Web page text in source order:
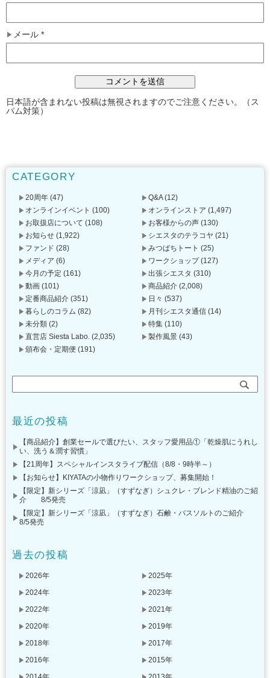
メール *
日本語が含まれない投稿は無視されますのでご注意ください。（ス
パム対策）
CATEGORY
20周年 (47) Q&A(12)
オンラインイベント (100) オンラインストア (1,497)
お取扱店について (108) お客様からの声 (130)
お知らせ (1,922) シエスタのテラコヤ (21)
ファンド (28) みつばちトート (25)
メディア (6) ワークショップ(127)
今月の予定 (161) 出張シエスタ (310)
動画 (101) 商品紹介 (2,008)
定番商品紹介 (351) 日々 (537)
暮らしのコラム (82) 月刊シエスタ通信 (14)
未分類 (2) 特集 (110)
直営店 Siesta Labo. (2,035) 製作風景 (43)
頒布会・定期便 (191)
最近の投稿
【商品紹介】創業セールで選びたい、スタッフ愛用品①「乾燥肌にうれし
い、洗う＆潤す習慣」
【21周年】スペシャルインスタライブ配信（8/8・9時半～）
【お知らせ】KIYATAの小物作りワークショップ、募集開始！
【限定】新シリーズ「涼凪」（すずなぎ）シュクレ・ブレンド精油のご紹
介 8/5発売
【限定】新シリーズ「涼凪」（すずなぎ）石鹸・バスソルトのご紹介
8/5発売
過去の投稿
2026年
2025年
2024年
2023年
2022年
2021年
2020年
2019年
2018年
2017年
2016年
2015年